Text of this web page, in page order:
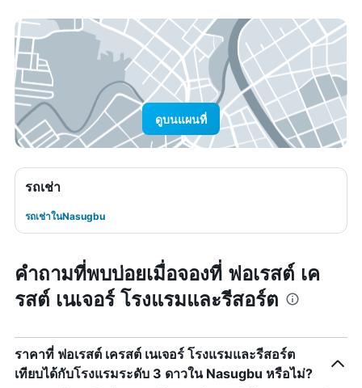
ดูบนแผนที่
รถเช่า
รถเช่าในNasugbu
คำถามที่พบบ่อยเมื่อจองที่ ฟอเรสต์ เค
รสต์ เนเจอร์ โรงแรมและรีสอร์ต
ราคาที่ ฟอเรสต์ เครสต์ เนเจอร์ โรงแรมและรีสอร์ต
เทียบได้กับโรงแรมระดับ 3 ดาวใน Nasugbu หรือไม่?